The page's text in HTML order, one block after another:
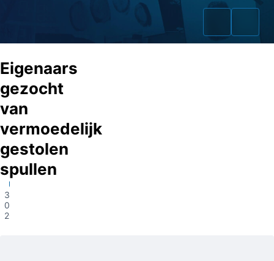
Zaken
Fraudeurs
Eigenaars
gezocht
van
vermoedelijk
gestolen
spullen
Utrecht
30-
05-
2023